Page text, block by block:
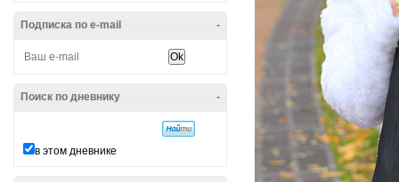
-
Подписка по e-mail
-
Поиск по дневнику
в этом дневнике